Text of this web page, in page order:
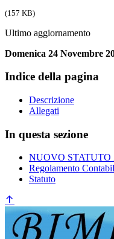
(157 KB)
Ultimo aggiornamento
Domenica 24 Novembre
Indice della pagina
Descrizione
Allegati
In questa sezione
NUOVO STATUTO
Regolamento
Statuto